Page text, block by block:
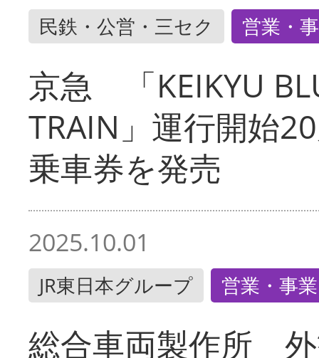
民鉄・公営・三セク 営業・
京急 「KEIKYU
TRAIN」運行開始
乗車券を発売
2025.10.01
JR東日本グループ 営業・事
総合車両製作所